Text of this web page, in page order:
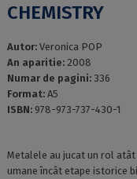
CHEMISTRY
Autor: Veronica POP
An aparitie: 2008
Numar de pagini: 336
Format: A5
ISBN: 978-973-737-430-1
Metalele au jucat un rol
umane încât etape istorice